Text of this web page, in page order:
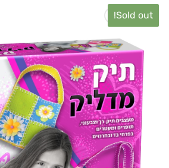
המוצר הבא
Sold out!